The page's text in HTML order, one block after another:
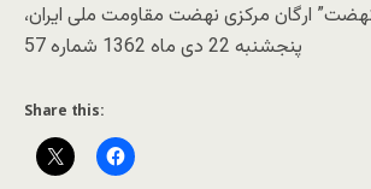
نهضت” ارگان مرکزی نهضت مقاومت ملی ایران،
پنجشنبه 22 دی ماه 1362 شماره 57
Share this: